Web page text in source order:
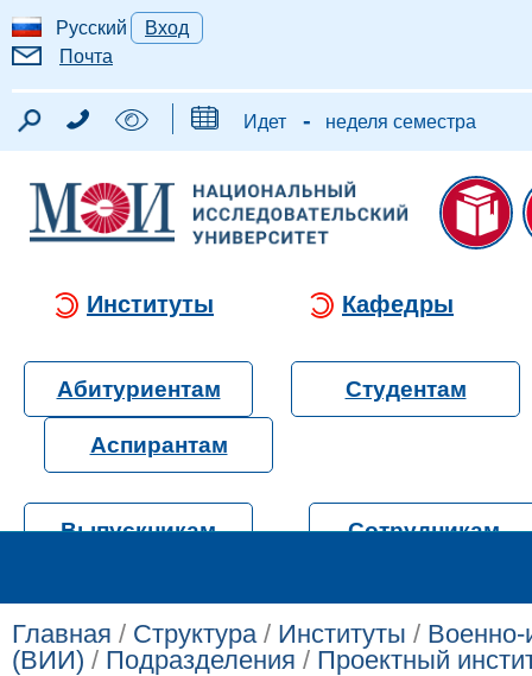
Русский
Вход
Почта
Идет - неделя семестра
Институты Кафедры
Абитуриентам Студентам
Аспирантам
Выпускникам Сотрудникам
Главная / Структура/ Институты / Военно-
(ВИИ) / Подразделения / Проектный